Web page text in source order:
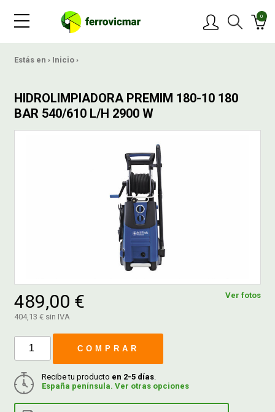
0
Estás en › Inicio ›
HIDROLIMPIADORA PREMIM 180-10 180
BAR 540/610 L/H 2900 W
Ver fotos
489,00 €
404,13 € sin IVA
COMPRAR
Recibe tu producto en 2-5 días
España península. Ver otras opciones
MARCAS
OFERTAS
NOVEDADES
BLOG
CONTACTAR
CATÁLOGOS